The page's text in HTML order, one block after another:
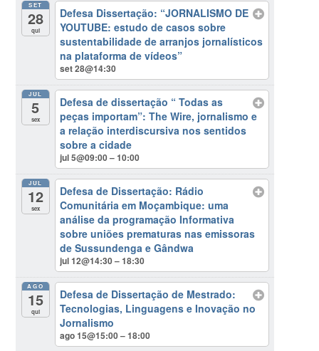
SET
28
qui
Defesa Dissertação: “JORNALISMO DE
YOUTUBE: estudo de casos sobre
sustentabilidade de arranjos jornalísticos
na plataforma de vídeos”
set 28@14:30
JUL
5
sex
Defesa de dissertação “ Todas as
peças importam”: The Wire, jornalismo e
a relação interdiscursiva nos sentidos
sobre a cidade
jul 5@09:00 – 10:00
JUL
12
sex
Defesa de Dissertação: Rádio
Comunitária em Moçambique: uma
análise da programação Informativa
sobre uniões prematuras nas emissoras
de Sussundenga e Gândwa
jul 12@14:30 – 18:30
AGO
15
qui
Defesa de Dissertação de Mestrado:
Tecnologias, Linguagens e Inovação no
Jornalismo
ago 15@15:00 – 18:00